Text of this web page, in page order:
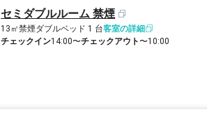
セミダブルルーム 禁煙
13㎡禁煙ダブルベッド 1 台客室の詳細
チェックイン14:00〜チェックアウト〜10:00